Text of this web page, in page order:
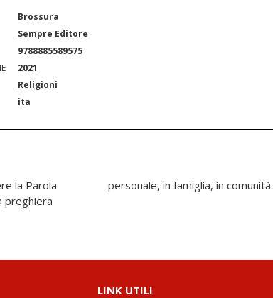
Brossura
Sempre Editore
9788885589575
2021
Religioni
ita
la Parola
preghiera
personale, in famiglia, in comunità.
LINK UTILI